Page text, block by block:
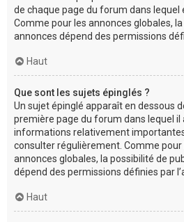
de chaque page du forum dans lequel
Comme pour les annonces globales,
annonces dépend des permissions
Haut
Que sont les sujets épinglés ?
Un sujet épinglé apparaît en dessous
première page du forum dans lequel il
informations relativement
consulter régulièrement. Comme pour
annonces globales, la possibilité de
dépend des permissions définies par
Haut